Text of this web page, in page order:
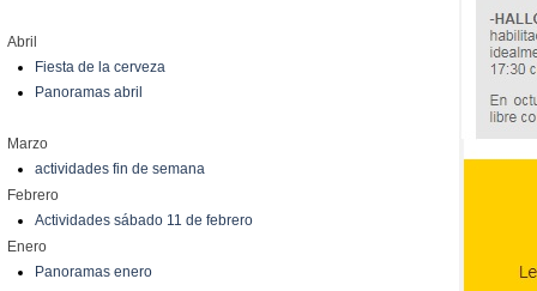
Abril
Fiesta de la cerveza
Panoramas abril
Marzo
actividades fin de semana
Febrero
Actividades sábado 11 de febrero
Enero
Panoramas enero